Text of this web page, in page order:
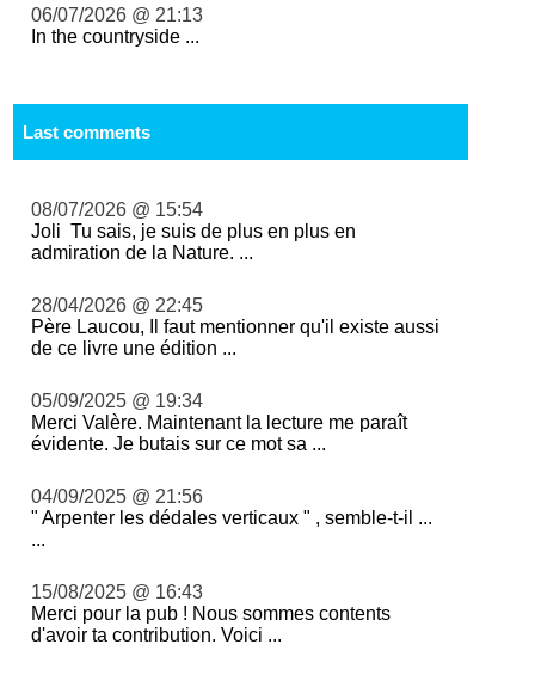
06/07/2026 @ 21:13
In the countryside ...
Last comments
08/07/2026 @ 15:54
Joli Tu sais, je suis de plus en plus en
admiration de la Nature. ...
28/04/2026 @ 22:45
Père Laucou, Il faut mentionner qu'il existe aussi
de ce livre une édition ...
05/09/2025 @ 19:34
Merci Valère. Maintenant la lecture me paraît
évidente. Je butais sur ce mot sa ...
04/09/2025 @ 21:56
" Arpenter les dédales verticaux " , semble-t-il ...
...
15/08/2025 @ 16:43
Merci pour la pub ! Nous sommes contents
d'avoir ta contribution. Voici ...